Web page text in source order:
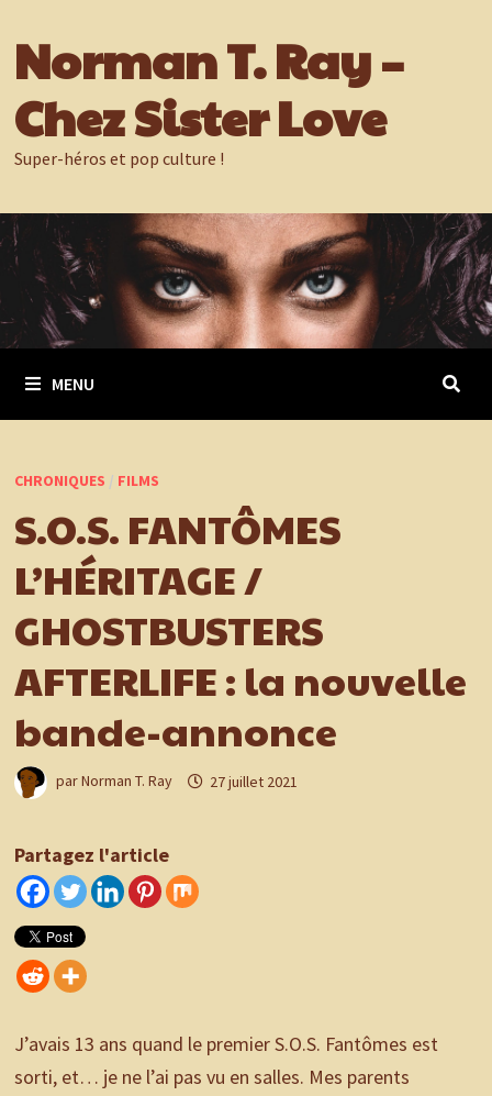
au
contenu
Norman T. Ray –
Chez Sister Love
Super-héros et pop culture !
MENU
CHRONIQUES / FILMS
S.O.S. FANTÔMES
L’HÉRITAGE /
GHOSTBUSTERS
AFTERLIFE : la nouvelle
bande-annonce
parNorman T. Ray 27 juillet 2021
Partagez l'article
J’avais 13 ans quand le premier S.O.S. Fantômes est
sorti, et… je ne l’ai pas vu en salles. Mes parents